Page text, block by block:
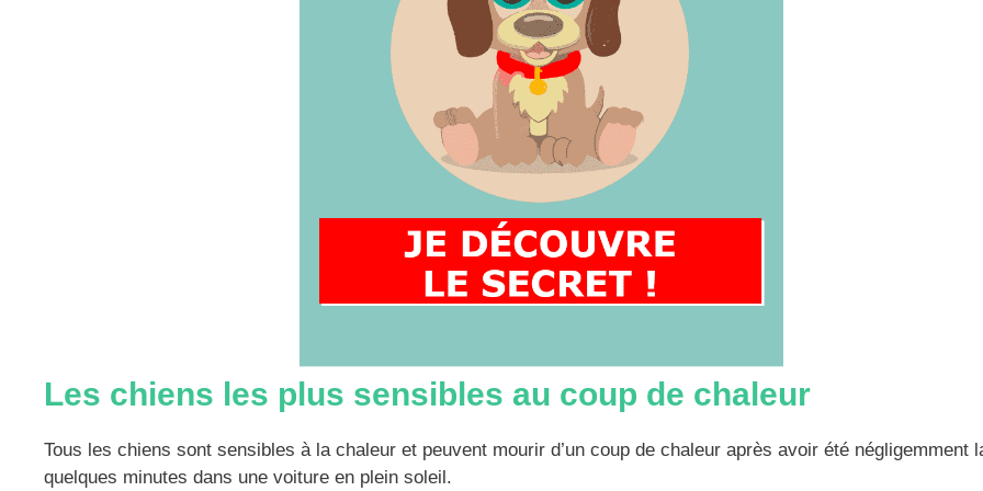
Les chiens les plus sensibles au coup de chaleur
Tous les chiens sont sensibles à la chaleur et peuvent mourir d’un coup de chaleur après avoir été négligemment
quelques minutes dans une voiture en plein soleil.